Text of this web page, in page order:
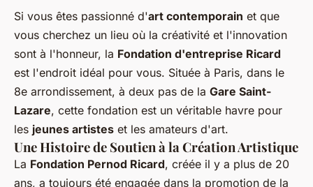
Si vous êtes passionné d'art contemporain et que
vous cherchez un lieu où la créativité et l'innovation
sont à l'honneur, la Fondation d'entreprise Ricard
est l'endroit idéal pour vous. Située à Paris, dans le
8e arrondissement, à deux pas de la Gare Saint-
Lazare, cette fondation est un véritable havre pour
les jeunes artistes et les amateurs d'art.
Une Histoire de Soutien à la Création Artistique
La Fondation Pernod Ricard, créée il y a plus de 20
ans, a toujours été engagée dans la promotion de la